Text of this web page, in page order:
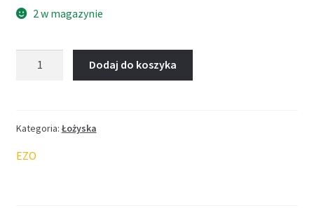
2 w magazynie
Dodaj do koszyka
Kategoria: Łożyska
EZO